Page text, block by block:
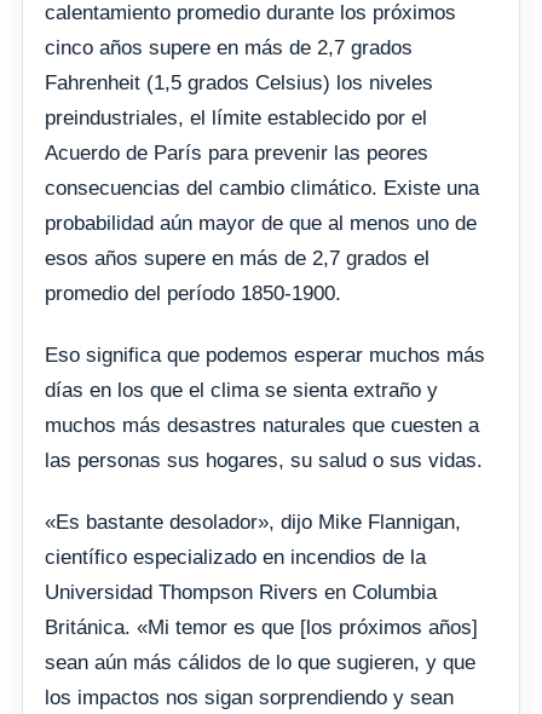
calentamiento promedio durante los próximos
cinco años supere en más de 2,7 grados
Fahrenheit (1,5 grados Celsius) los niveles
preindustriales, el límite establecido por el
Acuerdo de París para prevenir las peores
consecuencias del cambio climático. Existe una
probabilidad aún mayor de que al menos uno de
esos años supere en más de 2,7 grados el
promedio del período 1850-1900.
Eso significa que podemos esperar muchos más
días en los que el clima se sienta extraño y
muchos más desastres naturales que cuesten a
las personas sus hogares, su salud o sus vidas.
«Es bastante desolador», dijo Mike Flannigan,
científico especializado en incendios de la
Universidad Thompson Rivers en Columbia
Británica. «Mi temor es que [los próximos años]
sean aún más cálidos de lo que sugieren, y que
los impactos nos sigan sorprendiendo y sean